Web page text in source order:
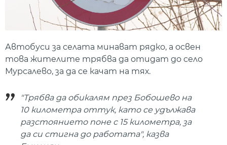
Автобуси за селата минават рядко, а освен
това жителите трябва да отидат до село
Мурсалево, за да се качат на тях.
"Трябва да обикалям през Бобошево на
10 километра оттук, като се удължава
разстоянието поне с 15 километра, за
да си стигна до работата", казва